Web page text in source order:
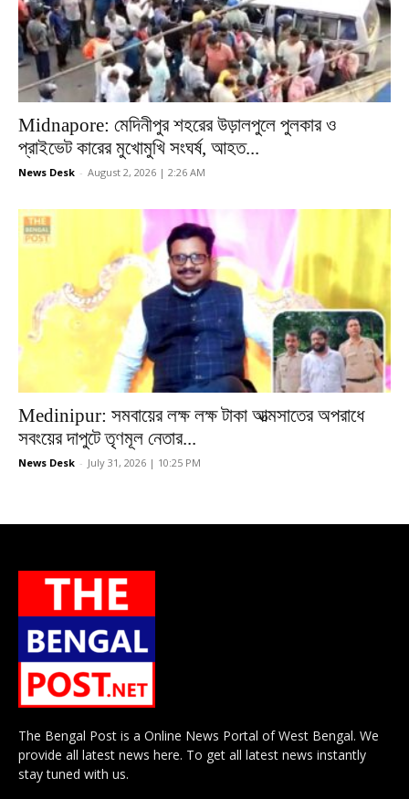
Midnapore: মেদিনীপুর শহরের উড়ালপুলে পুলকার ও
প্রাইভেট কারের মুখোমুখি সংঘর্ষ, আহত...
News Desk - August 2, 2026 | 2:26 AM
Medinipur: সমবায়ের লক্ষ লক্ষ টাকা আত্মসাতের অপরাধে
সবংয়ের দাপুটে তৃণমূল নেতার...
News Desk - July 31, 2026 | 10:25 PM
The Bengal Post is a Online News Portal of West Bengal. We
provide all latest news here. To get all latest news instantly
stay tuned with us.